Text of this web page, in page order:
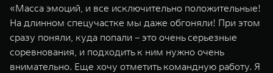
«Масса эмоций, и все исключительно положительные!
На длинном спецучастке мы даже обгоняли! При этом
сразу поняли, куда попали – это очень серьезные
соревнования, и подходить к ним нужно очень
внимательно. Еще хочу отметить командную работу. Я